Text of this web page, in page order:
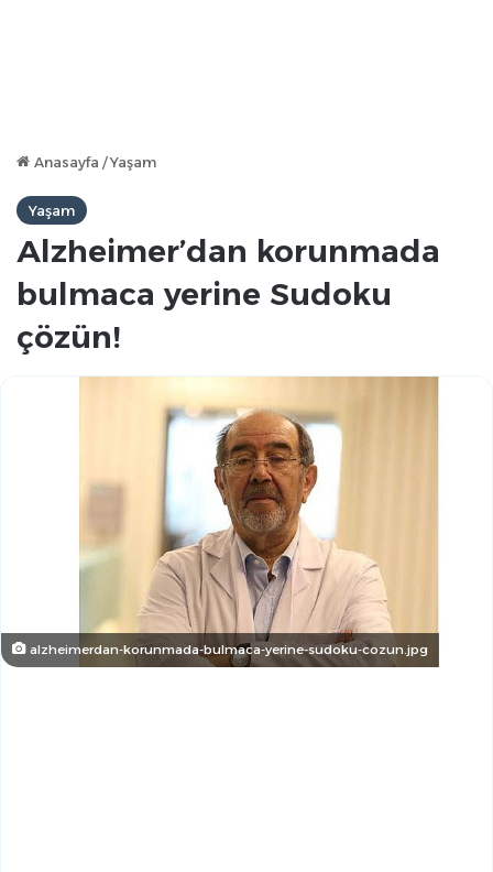
Anasayfa /Yaşam
Yaşam
Alzheimer’dan korunmada
bulmaca yerine Sudoku
çözün!
alzheimerdan-korunmada-bulmaca-yerine-sudoku-cozun.jpg